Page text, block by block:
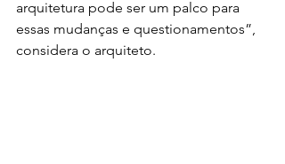
arquitetura pode ser um palco para
essas mudanças e questionamentos”,
considera o arquiteto.